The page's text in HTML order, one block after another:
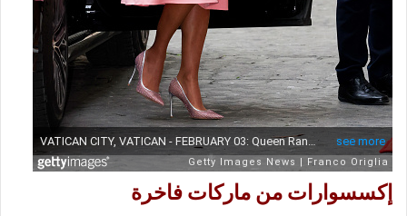
إكسسوارات من ماركات فاخرة